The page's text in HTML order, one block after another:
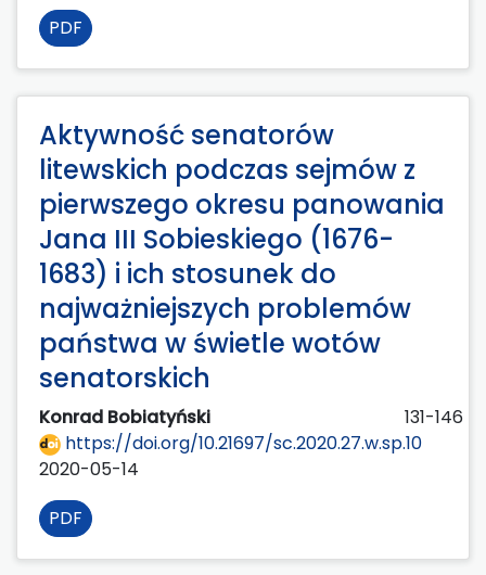
PDF
Aktywność senatorów
litewskich podczas sejmów z
pierwszego okresu panowania
Jana III Sobieskiego (1676-
1683) i ich stosunek do
najważniejszych problemów
państwa w świetle wotów
senatorskich
Konrad Bobiatyński
131-146
https://doi.org/10.21697/sc.2020.27.w.sp.10
2020-05-14
PDF